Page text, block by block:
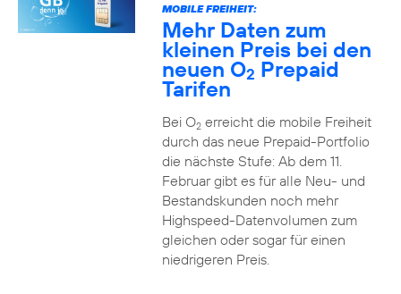
MOBILE FREIHEIT:
Mehr Daten zum
kleinen Preis bei den
neuen O2 Prepaid
Tarifen
Bei O2erreicht die mobile Freiheit
durch das neue Prepaid-Portfolio
die nächste Stufe: Ab dem 11.
Februar gibt es für alle Neu- und
Bestandskunden noch mehr
Highspeed-Datenvolumen zum
gleichen oder sogar für einen
niedrigeren Preis.